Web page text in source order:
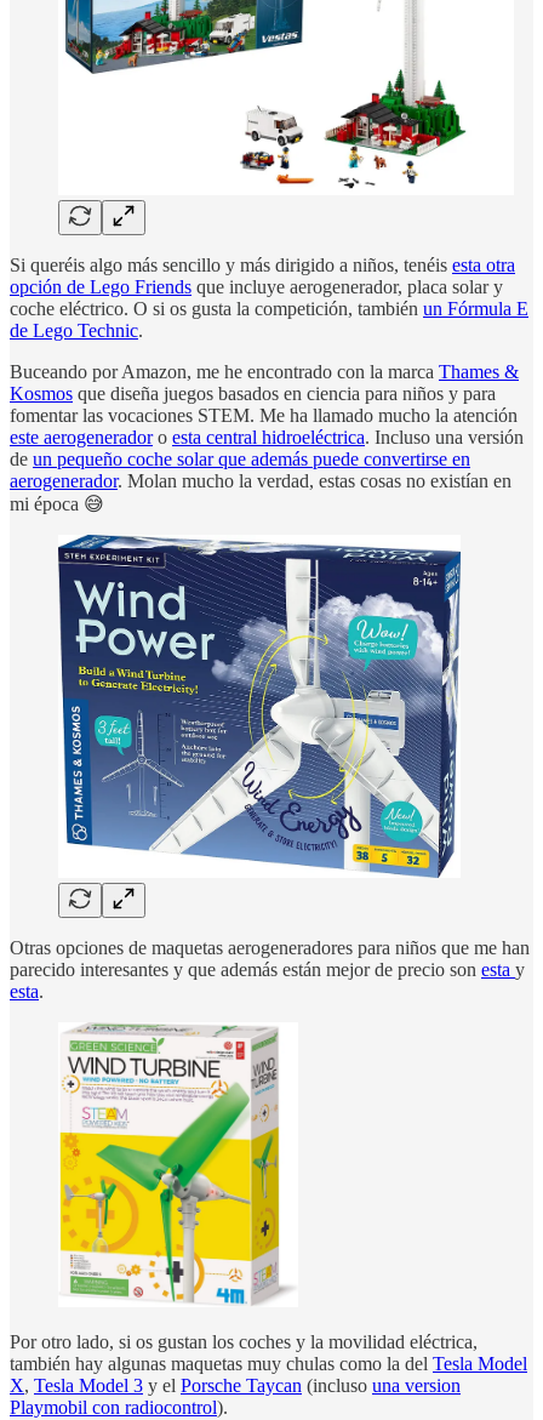
Si queréis algo más sencillo y más dirigido a niños, tenéis esta otra
opción de Lego Friends que incluye aerogenerador, placa solar y
coche eléctrico. O si os gusta la competición, también un Fórmula E
de Lego Technic.
Buceando por Amazon, me he encontrado con la marca Thames &
Kosmos que diseña juegos basados en ciencia para niños y para
fomentar las vocaciones STEM. Me ha llamado mucho la atención
este aerogeneradoro esta central hidroeléctrica. Incluso una versión
de un pequeño coche solar que además puede convertirse en
aerogenerador. Molan mucho la verdad, estas cosas no existían en
mi época 😅
Otras opciones de maquetas aerogeneradores para niños que me han
parecido interesantes y que además están mejor de precio son esta y
esta.
Por otro lado, si os gustan los coches y la movilidad eléctrica,
también hay algunas maquetas muy chulas como la del Tesla Model
X, Tesla Model 3 y el Porsche Taycan (incluso una version
Playmobil con radiocontrol).